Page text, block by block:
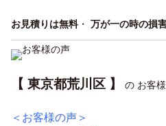
お見積りは無料・ 万が一の時の損
【 東京都荒川区 】 の お客
＜お客様の声＞